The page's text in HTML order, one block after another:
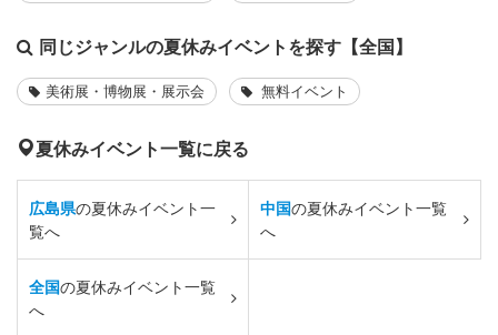
同じジャンルの夏休みイベントを探す【全国】
美術展・博物展・展示会 無料イベント
夏休みイベント一覧に戻る
広島県の夏休みイベント一
覧へ
中国の夏休みイベント一覧
へ
全国の夏休みイベント一覧
へ